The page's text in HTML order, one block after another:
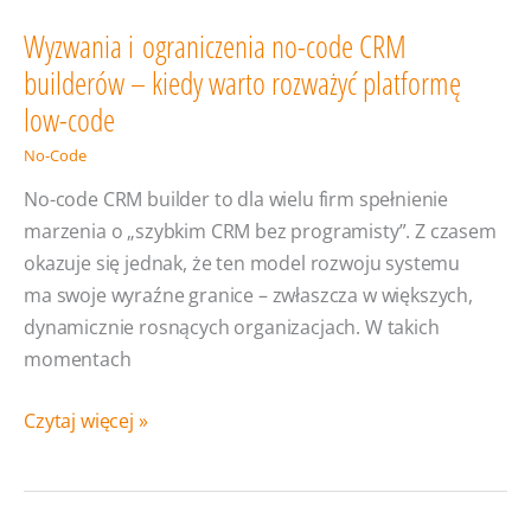
Wyzwania i ograniczenia no-code CRM
builderów – kiedy warto rozważyć platformę
low-code
No-Code
No-code CRM builder to dla wielu firm spełnienie
marzenia o „szybkim CRM bez programisty”. Z czasem
okazuje się jednak, że ten model rozwoju systemu
ma swoje wyraźne granice – zwłaszcza w większych,
dynamicznie rosnących organizacjach. W takich
momentach
Wyzwania
Czytaj więcej »